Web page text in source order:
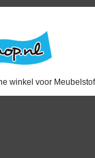
winkel voor